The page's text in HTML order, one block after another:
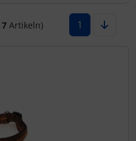
7Artikeln) 1